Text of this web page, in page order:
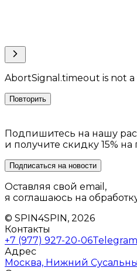
AbortSignal.timeout is not
Повторить
Подпишитесь на нашу
и получите скидку 15% на
Подписаться на новости
Оставляя свой email,
я соглашаюсь на
© SPIN4SPIN, 2026
Контакты
+7 (977) 927-20-06Telegram
Адрес
Москва, Нижний